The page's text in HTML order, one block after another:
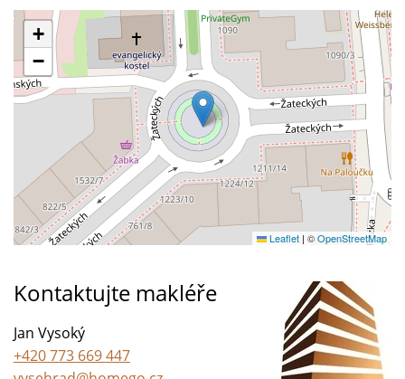
+
−
Leaflet | ©OpenStreetMap
Kontaktujte makléře
Jan Vysoký
+420 773 669 447